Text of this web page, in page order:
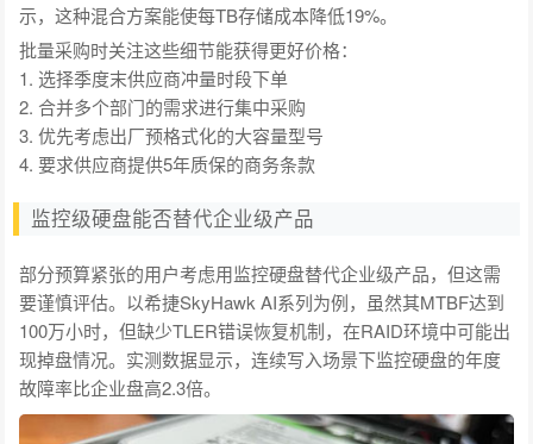
示，这种混合方案能使每TB存储成本降低19%。
批量采购时关注这些细节能获得更好价格：
1. 选择季度末供应商冲量时段下单
2. 合并多个部门的需求进行集中采购
3. 优先考虑出厂预格式化的大容量型号
4. 要求供应商提供5年质保的商务条款
监控级硬盘能否替代企业级产品
部分预算紧张的用户考虑用监控硬盘替代企业级产品，但这需
要谨慎评估。以希捷SkyHawk AI系列为例，虽然其MTBF达到
100万小时，但缺少TLER错误恢复机制，在RAID环境中可能出
现掉盘情况。实测数据显示，连续写入场景下监控硬盘的年度
故障率比企业盘高2.3倍。